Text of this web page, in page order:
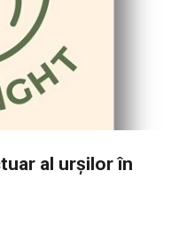
al urșilor în